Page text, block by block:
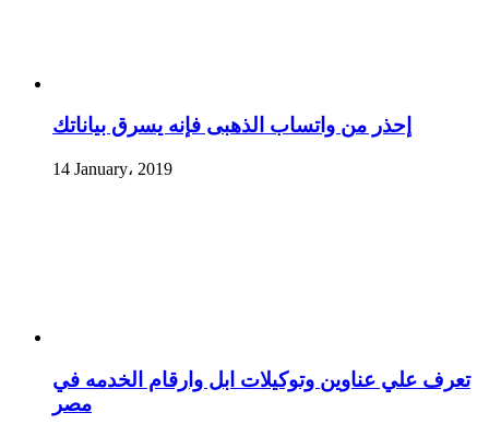
إحذر من واتساب الذهبى فإنه يسرق بياناتك
14 January، 2019
تعرف علي عناوين وتوكيلات ابل وارقام الخدمه في
مصر